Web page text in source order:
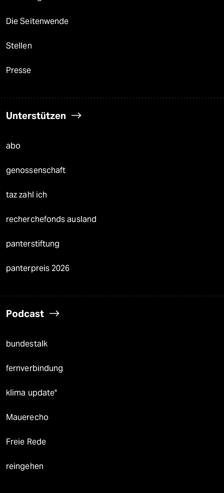
Die Seitenwende
Stellen
Presse
Unterstützen
abo
genossenschaft
taz zahl ich
recherchefonds ausland
panterstiftung
panterpreis 2026
Podcast
bundestalk
fernverbindung
klima update°
Mauerecho
Freie Rede
reingehen